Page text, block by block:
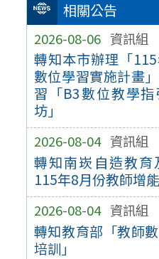
相關公告
2026-08-06 資訊組
轉知本市辦理「
數位學習實施計畫
習「B3數位教學
坊」
2026-08-04 資訊組
轉知南崁自造教育
115年8月份教師增
2026-08-04 資訊組
轉知教育部「教師
培訓」